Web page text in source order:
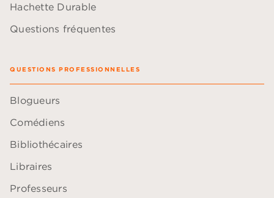
Hachette Durable
Questions fréquentes
QUESTIONS PROFESSIONNELLES
Blogueurs
Comédiens
Bibliothécaires
Libraires
Professeurs